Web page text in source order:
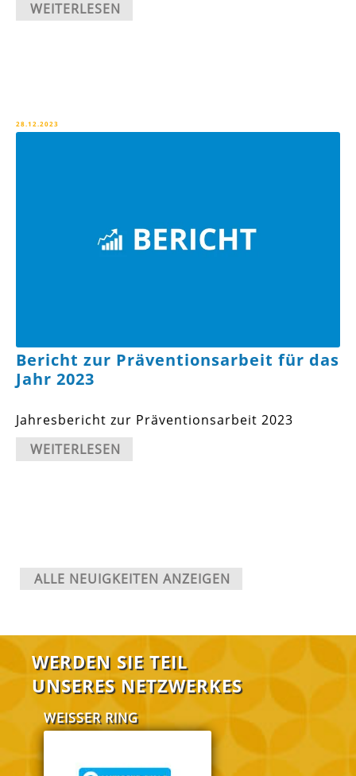
WEITERLESEN
28.12.2023
Bericht zur Präventionsarbeit für das
Jahr 2023
Jahresbericht zur Präventionsarbeit 2023
WEITERLESEN
ALLE NEUIGKEITEN ANZEIGEN
WERDEN SIE TEIL
UNSERES NETZWERKES
FABI Salzgitter Polizei